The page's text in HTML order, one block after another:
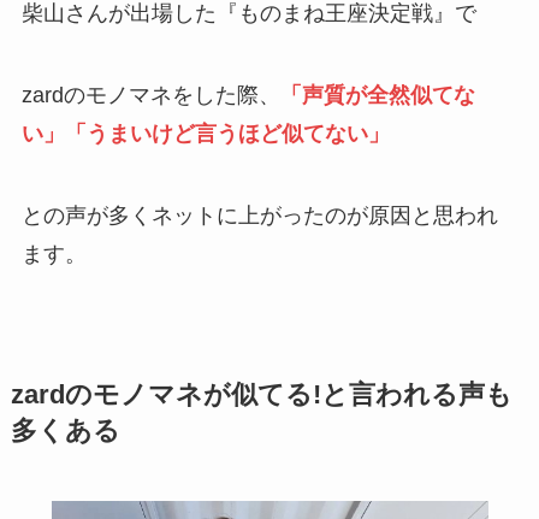
柴山さんが出場した『ものまね王座決定戦』で
zardのモノマネをした際、
「声質が全然似てな
い」「うまいけど言うほど似てない」
との声が多くネットに上がったのが原因と思われ
ます。
zardのモノマネが似てる!と言われる声も
多くある